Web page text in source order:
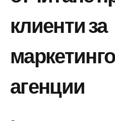
клиенти за
агенции